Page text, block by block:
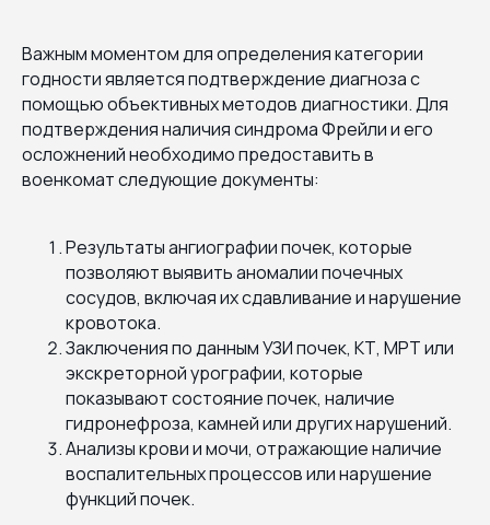
Важным моментом для определения категории
годности является подтверждение диагноза с
помощью объективных методов диагностики. Для
подтверждения наличия синдрома Фрейли и его
осложнений необходимо предоставить в
военкомат следующие документы:
Результаты ангиографии почек, которые
позволяют выявить аномалии почечных
сосудов, включая их сдавливание и нарушение
кровотока.
Заключения по данным УЗИ почек, КТ, МРТ или
экскреторной урографии, которые
показывают состояние почек, наличие
гидронефроза, камней или других нарушений.
Анализы крови и мочи, отражающие наличие
воспалительных процессов или нарушение
функций почек.